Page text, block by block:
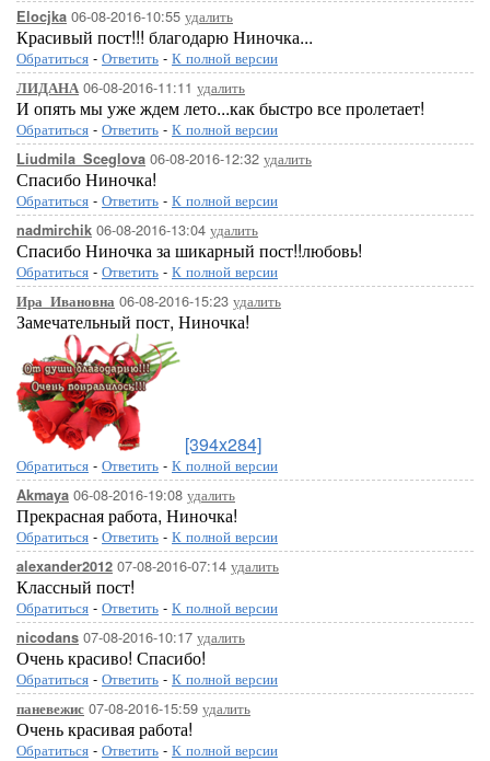
Elocjka 06-08-2016-10:55 удалить
Красивый пост!!! благодарю Ниночка...
Обратиться - Ответить - К полной версии
ЛИДАНА 06-08-2016-11:11 удалить
И опять мы уже ждем лето...как быстро все пролетает!
Обратиться - Ответить - К полной версии
Liudmila_Sceglova 06-08-2016-12:32 удалить
Спасибо Ниночка!
Обратиться - Ответить - К полной версии
nadmirchik 06-08-2016-13:04 удалить
Спасибо Ниночка за шикарный пост!!любовь!
Обратиться - Ответить - К полной версии
Ира_Ивановна 06-08-2016-15:23 удалить
Замечательный пост, Ниночка!
[394x284]
Обратиться - Ответить - К полной версии
Akmaya 06-08-2016-19:08 удалить
Прекрасная работа, Ниночка!
Обратиться - Ответить - К полной версии
alexander2012 07-08-2016-07:14 удалить
Классный пост!
Обратиться - Ответить - К полной версии
nicodans 07-08-2016-10:17 удалить
Очень красиво! Спасибо!
Обратиться - Ответить - К полной версии
паневежис 07-08-2016-15:59 удалить
Очень красивая работа!
Обратиться - Ответить - К полной версии